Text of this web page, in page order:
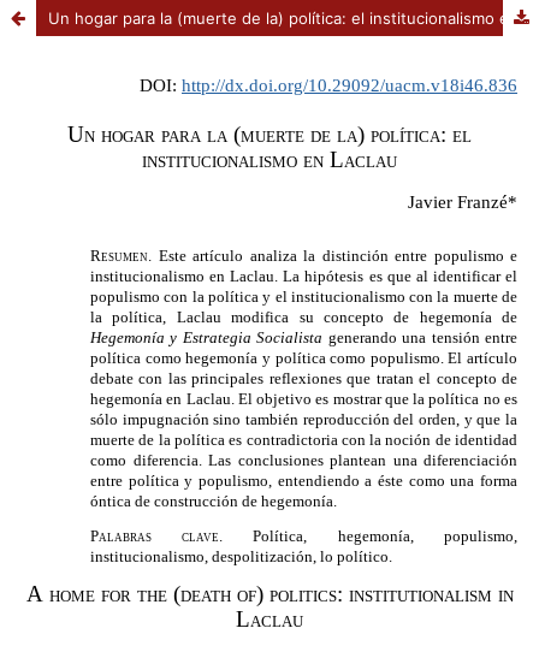
Un hogar para la (muerte de la) política: el institucionalismo en Laclau